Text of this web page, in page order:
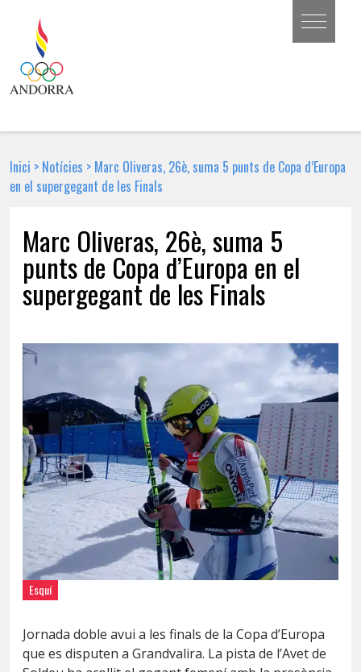
Inici > Notícies > Marc Oliveras, 26è, suma 5 punts de Copa d’Europa
en el supergegant de les Finals
Marc Oliveras, 26è, suma 5
punts de Copa d’Europa en el
supergegant de les Finals
Esquí
Jornada doble avui a les finals de la Copa d’Europa
que es disputen a Grandvalira. La pista de l’Avet de